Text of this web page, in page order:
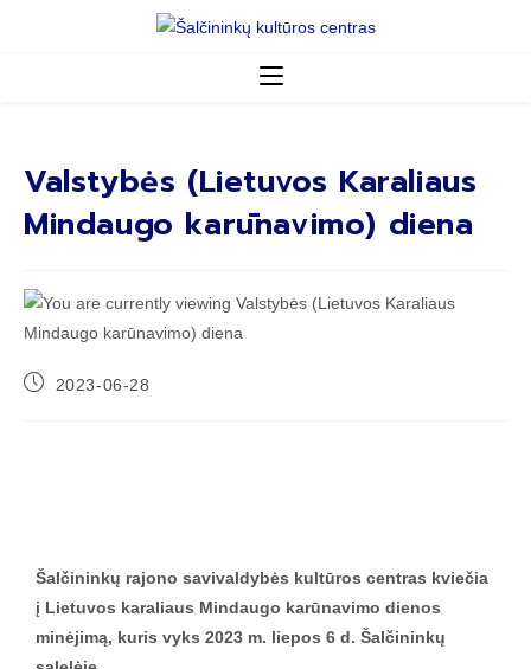
Valstybės (Lietuvos Karaliaus
Mindaugo karūnavimo) diena
2023-06-28
Šalčininkų rajono savivaldybės kultūros centras kviečia
į Lietuvos karaliaus Mindaugo karūnavimo dienos
minėjimą, kuris vyks 2023 m. liepos 6 d. Šalčininkų